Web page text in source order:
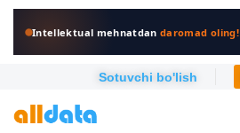
Intellektual mehnatdandaromad oling!
Sotuvchi bo'lish